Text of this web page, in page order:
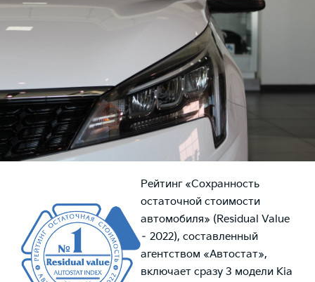
Рейтинг «Сохранность
остаточной стоимости
автомобиля» (Residual Value
– 2022), составленный
агентством «Автостат»,
включает сразу 3 модели Kia